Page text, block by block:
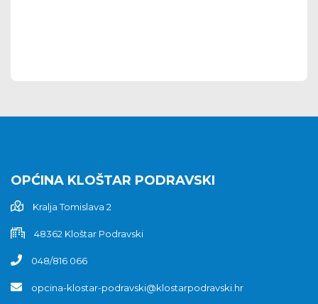
OPĆINA KLOŠTAR PODRAVSKI
Kralja Tomislava 2
48362 Kloštar Podravski
048/816 066
opcina-klostar-podravski@klostarpodravski.hr